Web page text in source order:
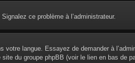
ce problème à l’administrateur.
votre langue. Essayez de demander à
du groupe phpBB (voir le lien en bas de